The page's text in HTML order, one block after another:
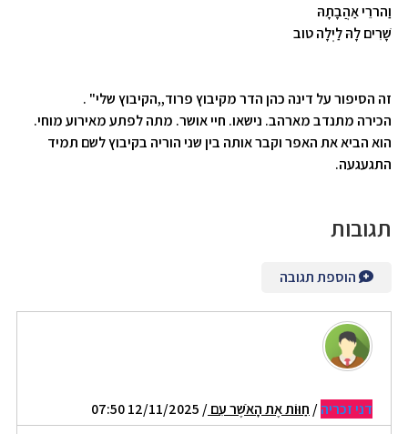
וַהררֵי אַהֲבָתָהּ
שָׁרִים לָהּ לַיְלָה טוב
זה הסיפור על דינה כהן הדר מקיבוץ פרוד,,הקיבוץ שלי" .
הכירה מתנדב מארהב. נישאו. חיי אושר. מתה לפתע מאירוע מוחי.
הוא הביא את האפר וקבר אותה בין שני הוריה בקיבוץ לשם תמיד
התגעגעה.
תגובות
הוספת תגובה
דני זכריה/ חַוּוֹת אֶת הָאֹשֶׁר עִם/ 12/11/2025 07:50